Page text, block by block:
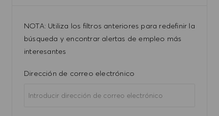
NOTA: Utiliza los filtros anteriores para redefinir la
búsqueda y encontrar alertas de empleo más
interesantes
Dirección de correo electrónico